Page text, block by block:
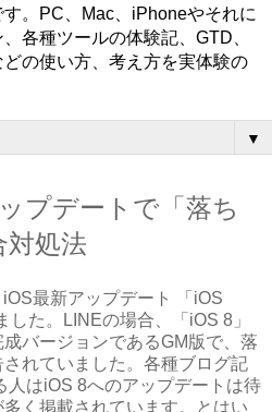
。PC、Mac、iPhoneやそれに
各種ツールの体験記、GTD、
の使い方、考え方を実体験の
▼
プデートで「落ち
対処法
最新アップデート 「iOS
た。LINEの場合、「iOS 8」
バージョンであるGM版で、落
れていました。各種ブログ記
人はiOS 8へのアップデートは待
く掲載されています。とはい